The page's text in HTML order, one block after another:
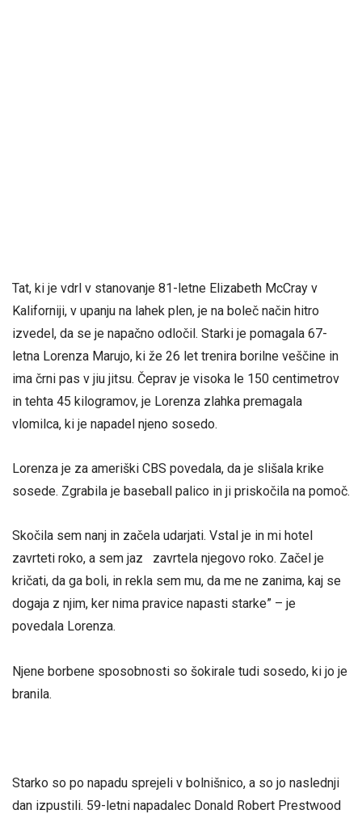
Tat, ki je vdrl v stanovanje 81-letne Elizabeth McCray v
Kaliforniji, v upanju na lahek plen, je na boleč način hitro
izvedel, da se je napačno odločil. Starki je pomagala 67-
letna Lorenza Marujo, ki že 26 let trenira borilne veščine in
ima črni pas v jiu jitsu. Čeprav je visoka le 150 centimetrov
in tehta 45 kilogramov, je Lorenza zlahka premagala
vlomilca, ki je napadel njeno sosedo.
Lorenza je za ameriški CBS povedala, da je slišala krike
sosede. Zgrabila je baseball palico in ji priskočila na pomoč.
Skočila sem nanj in začela udarjati. Vstal je in mi hotel
zavrteti roko, a sem jaz zavrtela njegovo roko. Začel je
kričati, da ga boli, in rekla sem mu, da me ne zanima, kaj se
dogaja z njim, ker nima pravice napasti starke” – je
povedala Lorenza.
Njene borbene sposobnosti so šokirale tudi sosedo, ki jo je
branila.
Starko so po napadu sprejeli v bolnišnico, a so jo naslednji
dan izpustili. 59-letni napadalec Donald Robert Prestwood